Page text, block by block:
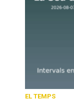
EL TEMPS